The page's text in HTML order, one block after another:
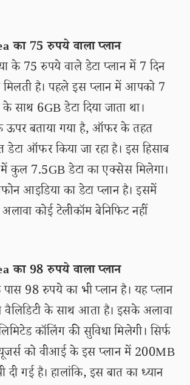
का 75 रुपये वाला प्लान
के 75 रुपये वाले डेटा प्लान में 7 दिन
मिलती है। पहले इस प्लान में आपको 7
के साथ 6GB डेटा दिया जाता था।
ऊपर बताया गया है, ऑफर के तहत
डेटा ऑफर किया जा रहा है। इस हिसाब
कुल 7.5GB डेटा का एक्सेस मिलेगा।
आइडिया का डेटा प्लान है। इसमें
कोई टेलीकॉम बेनिफिट नहीं
का 98 रुपये वाला प्लान
98 रुपये का भी प्लान है। यह प्लान
वैलिडिटी के साथ आता है। इसके अलावा
कॉलिंग की सुविधा मिलेगी। सिर्फ
को वीआई के इस प्लान में 200MB
दी गई है। हालांकि, इस बात का ध्यान